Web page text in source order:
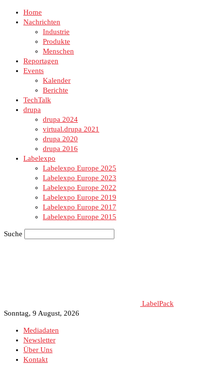
Home
Nachrichten
Industrie
Produkte
Menschen
Reportagen
Events
Kalender
Berichte
TechTalk
drupa
drupa 2024
virtual.drupa 2021
drupa 2020
drupa 2016
Labelexpo
Labelexpo Europe 2025
Labelexpo Europe 2023
Labelexpo Europe 2022
Labelexpo Europe 2019
Labelexpo Europe 2017
Labelexpo Europe 2015
Suche
LabelPack
Sonntag, 9 August, 2026
Mediadaten
Newsletter
Über Uns
Kontakt